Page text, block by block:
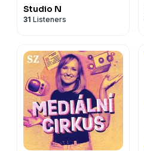
Studio N
31 Listeners